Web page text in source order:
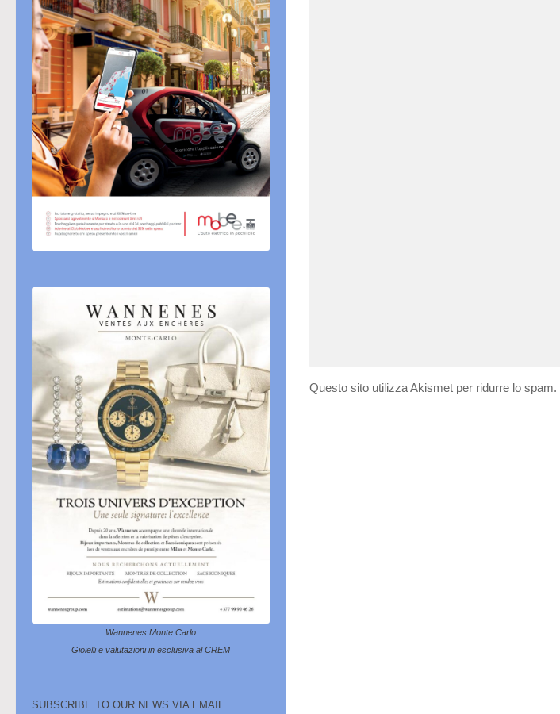
Questo sito utilizza Akismet per ridurre lo spam.
Wannenes Monte Carlo
Gioielli e valutazioni in esclusiva al CREM
SUBSCRIBE TO OUR NEWS VIA EMAIL